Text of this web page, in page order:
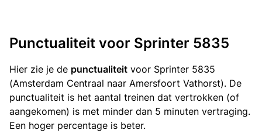
Punctualiteit voor Sprinter 5835
Hier zie je de punctualiteit voor Sprinter 5835
(Amsterdam Centraal naar Amersfoort Vathorst). De
punctualiteit is het aantal treinen dat vertrokken (of
aangekomen) is met minder dan 5 minuten vertraging.
Een hoger percentage is beter.